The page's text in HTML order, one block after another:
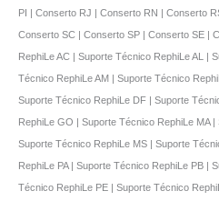
PI | Conserto RJ | Conserto RN | Conserto
Conserto SC | Conserto SP | Conserto SE |
RephiLe AC | Suporte Técnico RephiLe AL |
Técnico RephiLe AM | Suporte Técnico
Suporte Técnico RephiLe DF | Suporte
RephiLe GO | Suporte Técnico RephiLe MA
Suporte Técnico RephiLe MS | Suporte
RephiLe PA | Suporte Técnico RephiLe PB |
Técnico RephiLe PE | Suporte Técnico